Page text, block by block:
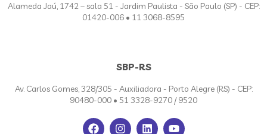
Alameda Jaú, 1742 – sala 51 - Jardim Paulista - São Paulo (SP) - CEP:
01420-006 • 11 3068-8595
SBP-RS
Av. Carlos Gomes, 328/305 - Auxiliadora - Porto Alegre (RS) - CEP:
90480-000 • 51 3328-9270 / 9520